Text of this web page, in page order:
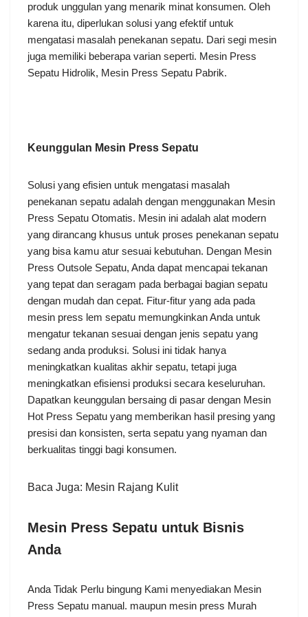
produk unggulan yang menarik minat konsumen. Oleh
karena itu, diperlukan solusi yang efektif untuk
mengatasi masalah penekanan sepatu. Dari segi mesin
juga memiliki beberapa varian seperti. Mesin Press
Sepatu Hidrolik, Mesin Press Sepatu Pabrik.
Keunggulan Mesin Press Sepatu
Solusi yang efisien untuk mengatasi masalah
penekanan sepatu adalah dengan menggunakan Mesin
Press Sepatu Otomatis. Mesin ini adalah alat modern
yang dirancang khusus untuk proses penekanan sepatu
yang bisa kamu atur sesuai kebutuhan. Dengan Mesin
Press Outsole Sepatu, Anda dapat mencapai tekanan
yang tepat dan seragam pada berbagai bagian sepatu
dengan mudah dan cepat. Fitur-fitur yang ada pada
mesin press lem sepatu memungkinkan Anda untuk
mengatur tekanan sesuai dengan jenis sepatu yang
sedang anda produksi. Solusi ini tidak hanya
meningkatkan kualitas akhir sepatu, tetapi juga
meningkatkan efisiensi produksi secara keseluruhan.
Dapatkan keunggulan bersaing di pasar dengan Mesin
Hot Press Sepatu yang memberikan hasil presing yang
presisi dan konsisten, serta sepatu yang nyaman dan
berkualitas tinggi bagi konsumen.
Baca Juga: Mesin Rajang Kulit
Mesin Press Sepatu untuk Bisnis
Anda
Anda Tidak Perlu bingung Kami menyediakan Mesin
Press Sepatu manual. maupun mesin press Murah